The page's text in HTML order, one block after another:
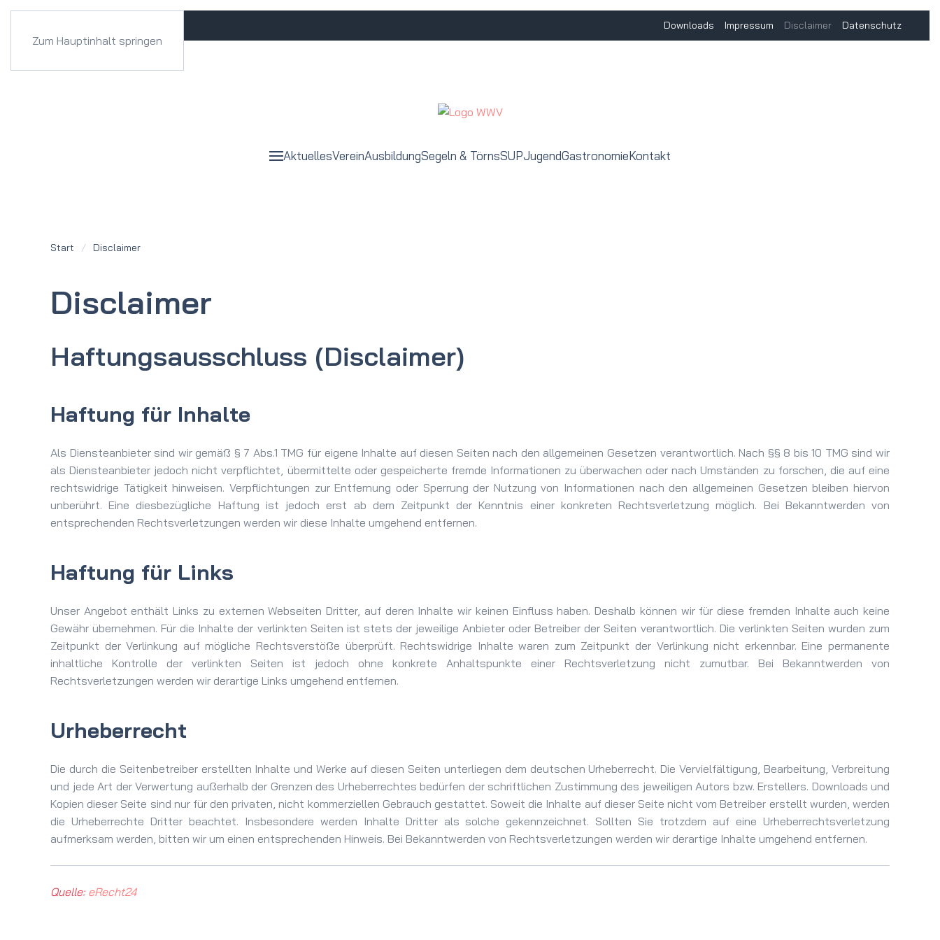
Zum Hauptinhalt springen
Downloads Impressum Disclaimer Datenschutz
AktuellesVereinAusbildungSegeln & TörnsSUPJugendGastronomieKontakt
Start Disclaimer
Disclaimer
Haftungs­ausschluss (Disclaimer)
Haftung für Inhalte
Als Diensteanbieter sind wir gemäß § 7 Abs.1 TMG für eigene Inhalte auf diesen Seiten nach den allgemeinen Gesetzen verantwortlich. Nach §§ 8 bis 10 TMG sind wir
als Diensteanbieter jedoch nicht verpflichtet, übermittelte oder gespeicherte fremde Informationen zu überwachen oder nach Umständen zu forschen, die auf eine
rechtswidrige Tätigkeit hinweisen. Verpflichtungen zur Entfernung oder Sperrung der Nutzung von Informationen nach den allgemeinen Gesetzen bleiben hiervon
unberührt. Eine diesbezügliche Haftung ist jedoch erst ab dem Zeitpunkt der Kenntnis einer konkreten Rechtsverletzung möglich. Bei Bekanntwerden von
entsprechenden Rechtsverletzungen werden wir diese Inhalte umgehend entfernen.
Haftung für Links
Unser Angebot enthält Links zu externen Webseiten Dritter, auf deren Inhalte wir keinen Einfluss haben. Deshalb können wir für diese fremden Inhalte auch keine
Gewähr übernehmen. Für die Inhalte der verlinkten Seiten ist stets der jeweilige Anbieter oder Betreiber der Seiten verantwortlich. Die verlinkten Seiten wurden zum
Zeitpunkt der Verlinkung auf mögliche Rechtsverstöße überprüft. Rechtswidrige Inhalte waren zum Zeitpunkt der Verlinkung nicht erkennbar. Eine permanente
inhaltliche Kontrolle der verlinkten Seiten ist jedoch ohne konkrete Anhaltspunkte einer Rechtsverletzung nicht zumutbar. Bei Bekanntwerden von
Rechtsverletzungen werden wir derartige Links umgehend entfernen.
Urheberrecht
Die durch die Seitenbetreiber erstellten Inhalte und Werke auf diesen Seiten unterliegen dem deutschen Urheberrecht. Die Vervielfältigung, Bearbeitung, Verbreitung
und jede Art der Verwertung außerhalb der Grenzen des Urheberrechtes bedürfen der schriftlichen Zustimmung des jeweiligen Autors bzw. Erstellers. Downloads und
Kopien dieser Seite sind nur für den privaten, nicht kommerziellen Gebrauch gestattet. Soweit die Inhalte auf dieser Seite nicht vom Betreiber erstellt wurden, werden
die Urheberrechte Dritter beachtet. Insbesondere werden Inhalte Dritter als solche gekennzeichnet. Sollten Sie trotzdem auf eine Urheberrechtsverletzung
aufmerksam werden, bitten wir um einen entsprechenden Hinweis. Bei Bekanntwerden von Rechtsverletzungen werden wir derartige Inhalte umgehend entfernen.
Quelle: eRecht24